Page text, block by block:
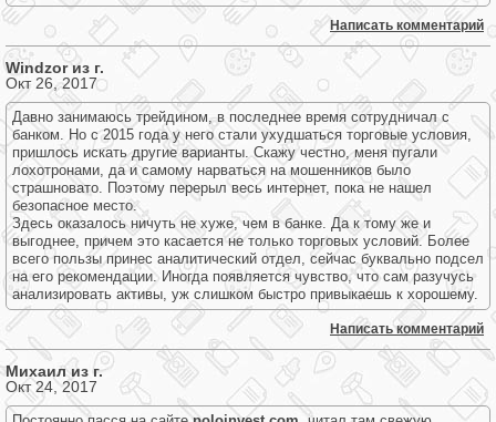
Написать комментарий
Windzor из г.
Окт 26, 2017
Давно занимаюсь трейдином, в последнее время сотрудничал с
банком. Но с 2015 года у него стали ухудшаться торговые условия,
пришлось искать другие варианты. Скажу честно, меня пугали
лохотронами, да и самому нарваться на мошенников было
страшновато. Поэтому перерыл весь интернет, пока не нашел
безопасное место.
Здесь оказалось ничуть не хуже, чем в банке. Да к тому же и
выгоднее, причем это касается не только торговых условий. Более
всего пользы принес аналитический отдел, сейчас буквально подсел
на его рекомендации. Иногда появляется чувство, что сам разучусь
анализировать активы, уж слишком быстро привыкаешь к хорошему.
Написать комментарий
Михаил из г.
Окт 24, 2017